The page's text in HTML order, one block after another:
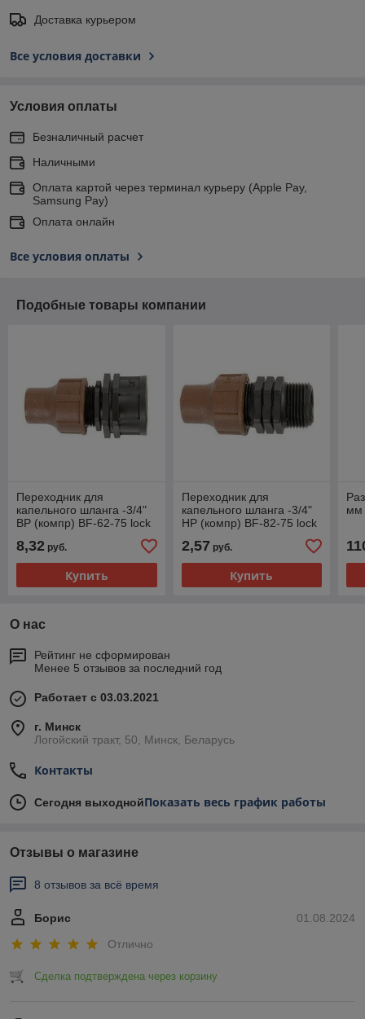
Доставка курьером
Все условия доставки
Условия оплаты
Безналичный расчет
Наличными
Оплата картой через терминал курьеру (Apple Pay,
Samsung Pay)
Оплата онлайн
Все условия оплаты
Подобные товары компании
Переходник для
капельного шланга -3/4"
ВР (компр) BF-62-75 lock
8,32 руб.
Купить
Переходник для
капельного шланга -3/4"
НР (компр) BF-82-75 lock
2,57 руб.
Купить
мм
О нас
Рейтинг не сформирован
Менее 5 отзывов за последний год
Работает с 03.03.2021
г. Минск
Логойский тракт, 50, Минск, Беларусь
Контакты
Сегодня выходнойПоказать весь график работы
Отзывы о магазине
8 отзывов за всё время
01.08.2024
Борис
Отлично
Сделка подтверждена через корзину